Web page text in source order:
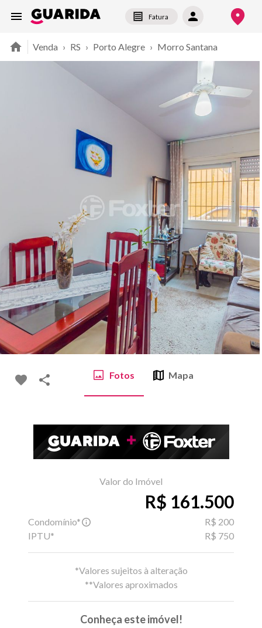
Fatura
Venda › RS › Porto Alegre › Morro Santana
Fotos Mapa
Valor do Imóvel
R$ 161.500
Condomínio*
R$ 200
IPTU*
R$ 750
*Valores sujeitos à alteração
**Valores aproximados
Conheça este imóvel!